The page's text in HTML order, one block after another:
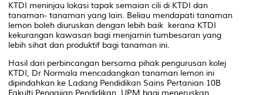
KTDI meninjau lokasi tapak semaian cili di KTDI dan
tanaman- tanaman yang lain. Beliau mendapati tanaman
lemon boleh diuruskan dengan lebih baik kerana KTDI
kekurangan kawasan bagi menjamin tumbesaran yang
lebih sihat dan produktif bagi tanaman ini.
Hasil dari perbincangan bersama pihak pengurusan kolej
KTDI, Dr Normala mencadangkan tanaman lemon ini
dipindahkan ke Ladang Pendidikan Sains Pertanian 10B
Fakulti Pengajian Pendidikan, UPM bagi meneruskan